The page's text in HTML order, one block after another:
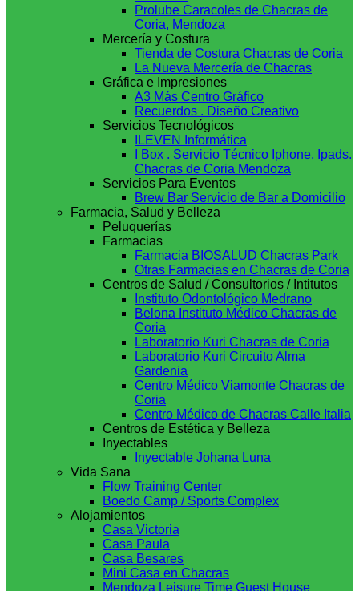
Prolube Caracoles de Chacras de
Coria, Mendoza
Mercería y Costura
Tienda de Costura Chacras de Coria
La Nueva Mercería de Chacras
Gráfica e Impresiones
A3 Más Centro Gráfico
Recuerdos . Diseño Creativo
Servicios Tecnológicos
ILEVEN Informática
I Box . Servicio Técnico Iphone, Ipads.
Chacras de Coria Mendoza
Servicios Para Eventos
Brew Bar Servicio de Bar a Domicilio
Farmacia, Salud y Belleza
Peluquerías
Farmacias
Farmacia BIOSALUD Chacras Park
Otras Farmacias en Chacras de Coria
Centros de Salud / Consultorios / Intitutos
Instituto Odontológico Medrano
Belona Instituto Médico Chacras de
Coria
Laboratorio Kuri Chacras de Coria
Laboratorio Kuri Circuito Alma
Gardenia
Centro Médico Viamonte Chacras de
Coria
Centro Médico de Chacras Calle Italia
Centros de Estética y Belleza
Inyectables
Inyectable Johana Luna
Vida Sana
Flow Training Center
Boedo Camp / Sports Complex
Alojamientos
Casa Victoria
Casa Paula
Casa Besares
Mini Casa en Chacras
Mendoza Leisure Time Guest House